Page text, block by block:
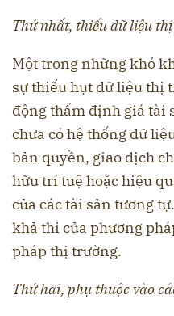
Thứ nhất, thiếu dữ liệu
Một trong những khó
sự thiếu hụt dữ liệu thị
động thẩm định giá tài
chưa có hệ thống dữ
bản quyền, giao dịch
hữu trí tuệ hoặc hiệu
của các tài sản tương
khả thi của phương
pháp thị trường.
Thứ hai, phụ thuộc vào